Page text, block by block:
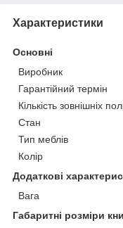
Характеристики
Основні
Виробник
Гарантійний термін
Кількість зовнішніх
Стан
Тип меблів
Колір
Додаткові
Вага
Габаритні розміри